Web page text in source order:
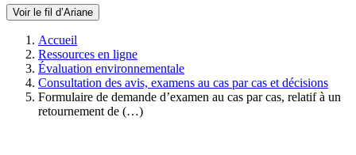
Voir le fil d’Ariane
Accueil
Ressources en ligne
Évaluation environnementale
Consultation des avis, examens au cas par cas et décisions
Formulaire de demande d’examen au cas par cas, relatif à un
retournement de (…)